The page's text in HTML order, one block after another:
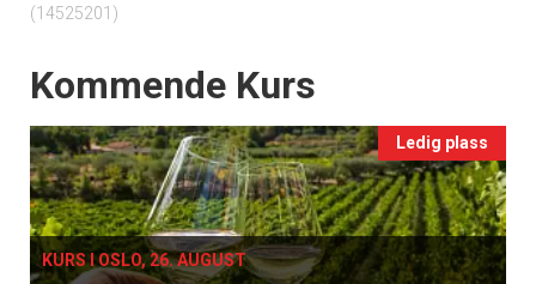
(14525201)
Events
Kommende Kurs
Ledig plass
KURS I OSLO, 26. AUGUST